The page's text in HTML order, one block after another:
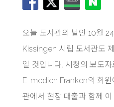
오늘 도서관의 날인 10월
Kissingen 시립 도서관도
일 것입니다. 시청의 보도
E-medien Franken의 회원
관에서 현장 대출과 함께